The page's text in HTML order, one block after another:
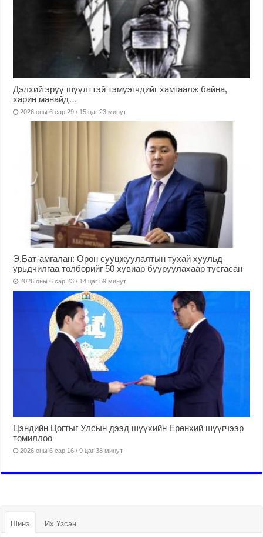
Дэлхий эрүү шүүлттэй тэмуэгчдийг хамгаалж байна,
харин манайд…
2026 оны 6 сар 29 / 15 цаг 23 минут
Э.Бат-амгалан: Орон сууцжуулалтын тухай хуульд
урьдчилгаа төлбөрийг 50 хувиар бууруулахаар тусгасан
2026 оны 6 сар 23 / 14 цаг 59 минут
Цэндийн Цогтыг Улсын дээд шүүхийн Ерөнхий шүүгчээр
томиллоо
2026 оны 6 сар 16 / 9 цаг 38 минут
Шинэ Их Үзсэн